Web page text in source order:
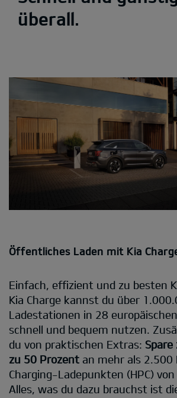
überall.
Öffentliches Laden mit Kia
Einfach, effizient und zu besten
Kia Charge kannst du über
Ladestationen in 28
schnell und bequem nutzen.
du von praktischen Extras: Spare
zu 50 Prozent an mehr als
Charging-Ladepunkten (HPC)
Alles, was du dazu brauchst ist